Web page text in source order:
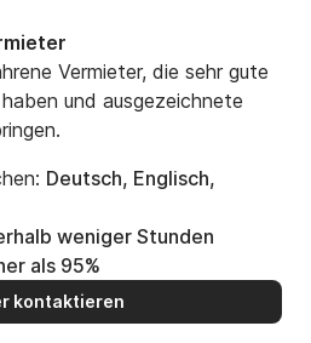
Vermieter, die sehr gute
und ausgezeichnete
Deutsch, Englisch,
weniger Stunden
als 95%
kontaktieren